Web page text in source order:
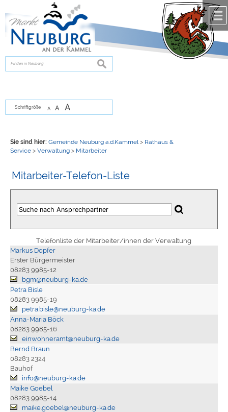
zur Navigationoder
springen.
suchen
Schriftgröße A A A
Sie sind hier: Gemeinde Neuburg a.d.Kammel > Rathaus &
Service> Verwaltung> Mitarbeiter
Mitarbeiter-Telefon-Liste
Telefonliste der Mitarbeiter/innen der Verwaltung
Markus Dopfer
Erster Bürgermeister
08283 9985-12
bgm@neuburg-ka.de
Petra Bisle
08283 9985-19
petra.bisle@neuburg-ka.de
Anna-Maria Böck
08283 9985-16
einwohneramt@neuburg-ka.de
Bernd Braun
08283 2324
Bauhof
info@neuburg-ka.de
Maike Goebel
08283 9985-14
maike.goebel@neuburg-ka.de